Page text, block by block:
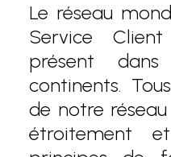
Le réseau
Service
présent
continents.
de notre
étroitement